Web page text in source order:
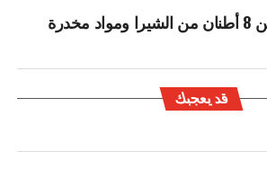
آسفي: حرق أزيد من 8 أطنان من الشيرا ومواد مخدرة
قد يعجبك